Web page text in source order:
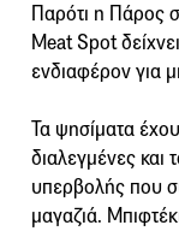
Παρότι η Πάρος
Meat Spot
ενδιαφέρον για
Τα ψησίματα
διαλεγμένες και
υπερβολής που
μαγαζιά.